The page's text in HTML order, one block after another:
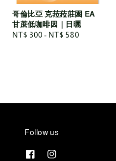
哥倫比亞 克菈菈莊園 EA
甘蔗低咖啡因｜日曬
Regular
NT$ 300 - NT$ 580
Follow us